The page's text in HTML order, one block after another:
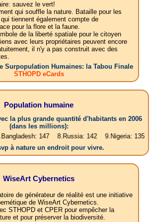
sauvez le vert!
qui souffle la nature. Bataille pour les
tiennent également compte de
pour la flore et la faune.
de la liberté spatiale pour le citoyen
avec leurs propriétaires peuvent encore
il n'y a pas construit avec des
Surpopulation Humaines: la Tabou Finale
STHOPD eCards
Population humaine
la plus grande quantité d'habitants en 2006
(dans les millions):
8.Russia: 142 9.Nigeria: 135 10.Japan:
à nature un endroit pour vivre.
WiseArt Cybernetics
de générateur de réalité est une initiative
de WiseArt Cybernetics.
STHOPD et CPER pour empêcher la
et pour préserver la biodiversité.